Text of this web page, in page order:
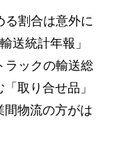
割合は意外に
送統計年報」
ラックの輸送総
取り合せ品」
間物流の方がは